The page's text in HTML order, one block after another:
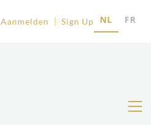
Aanmelden Sign Up NL FR